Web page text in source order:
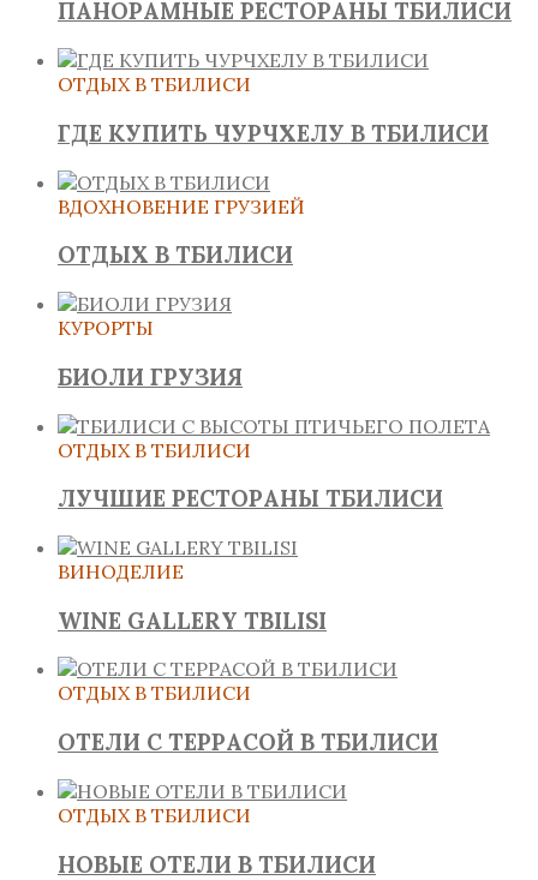
ПАНОРАМНЫЕ РЕСТОРАНЫ ТБИЛИСИ
ОТДЫХ В ТБИЛИСИ
ГДЕ КУПИТЬ ЧУРЧХЕЛУ В ТБИЛИСИ
ВДОХНОВЕНИЕ ГРУЗИЕЙ
ОТДЫХ В ТБИЛИСИ
КУРОРТЫ
БИОЛИ ГРУЗИЯ
ОТДЫХ В ТБИЛИСИ
ЛУЧШИЕ РЕСТОРАНЫ ТБИЛИСИ
ВИНОДЕЛИЕ
WINE GALLERY TBILISI
ОТДЫХ В ТБИЛИСИ
ОТЕЛИ С ТЕРРАСОЙ В ТБИЛИСИ
ОТДЫХ В ТБИЛИСИ
НОВЫЕ ОТЕЛИ В ТБИЛИСИ